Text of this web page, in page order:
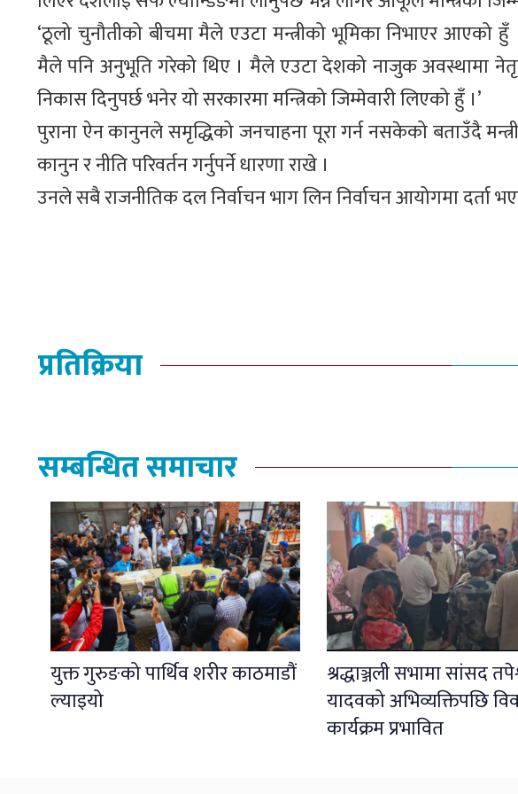
‘ठूलो चुनौतीको बीचमा मैले एउटा मन्त्रीको भूमिका निभाएर आएको हुँ
मैले पनि अनुभूति गरेको थिए । मैले एउटा देशको नाजुक अवस्थामा
निकास दिनुपर्छ भनेर यो सरकारमा मन्त्रिको जिम्मेवारी लिएको हुँ ।’
पुराना ऐन कानुनले समृद्धिको जनचाहना पूरा गर्न नसकेको बताउँदै
कानुन र नीति परिवर्तन गर्नुपर्ने धारणा राखे ।
उनले सबै राजनीतिक दल निर्वाचन भाग लिन निर्वाचन आयोगमा दर्ता
प्रतिक्रिया
सम्बन्धित समाचार
युक्त गुरुङको पार्थिव शरीर काठमाडौं
ल्याइयो
श्रद्धाञ्जली सभामा सांसद
यादवको अभिव्यक्तिपछि
कार्यक्रम प्रभावित